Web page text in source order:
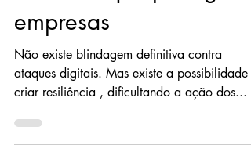
contínuo que protege
empresas
Não existe blindagem definitiva contra
ataques digitais. Mas existe a possibilidade
criar resiliência , dificultando a ação dos...